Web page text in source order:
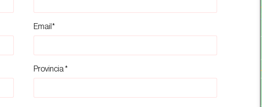
Email*
Provincia *